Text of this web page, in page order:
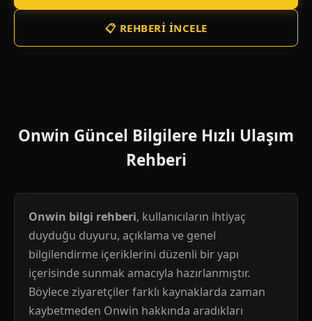
📋 REHBERI İNCELE
Onwin Güncel Bilgilere Hızlı Ulaşım
Rehberi
Onwin bilgi rehberi, kullanıcıların ihtiyaç
duyduğu duyuru, açıklama ve genel
bilgilendirme içeriklerini düzenli bir yapı
içerisinde sunmak amacıyla hazırlanmıştır.
Böylece ziyaretçiler farklı kaynaklarda zaman
kaybetmeden Onwin hakkında aradıkları